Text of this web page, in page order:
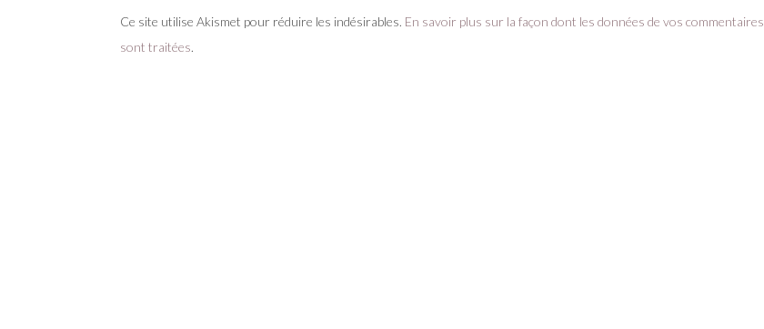
Ce site utilise Akismet pour réduire les indésirables. En savoir plus sur la façon dont les données de vos commentaires
sont traitées.